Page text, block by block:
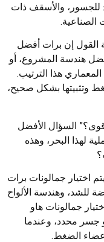
والأسقف ذات
الصناعية.
القول إن برات أفضل
هندسة المشروع، أو
هذا الترتيب.
وتثبيتها بشكل صحيح،
السؤال الأفضل
لهذا البحر، وهذه
يتم اختيار جمالونات برات
للشد، وهندسة الألواح
جمالونات هاو
جسر محدد، وعندما
الضغط.